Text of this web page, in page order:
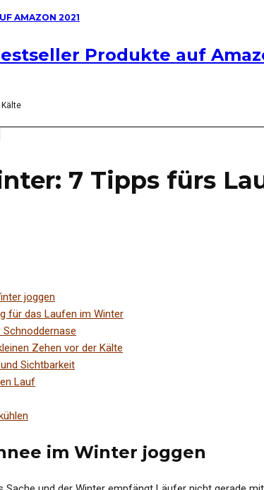
Produkte auf
7 Tipps fürs
joggen
für das Laufen im Winter
Zehen vor der Kälte
Sichtbarkeit
Lauf
im Winter joggen